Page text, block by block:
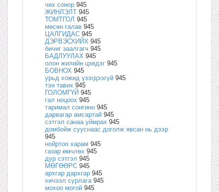
чих сонор 945
ЖИНЛЭЛТ 945
ТОМТГОЛ 945
мөсөн галав 945
ЦАЛГИДАС 945
ДЭРВЭСХИЙХ 945
бичиг заалгагч 945
БАДЛУУЛАХ 945
олон жилийн цэвдэг 945
БОВНОХ 945
урьд хожид үзэгдээгүй 945
тэн тавих 945
ГОЛОМГҮЙ 945
гал ноцоох 945
таримал сонгино 945
дарвагар амсартай 945
сэтгэл санаа уймрах 945
домбойж сууснаас доголж явсан нь дээр
945
нойртоо харам 945
газар өмчлөх 945
дур сэтгэл 945
МӨГӨӨРС 945
архгар дархгар 945
хичээл сурлага 945
мохоо могой 945